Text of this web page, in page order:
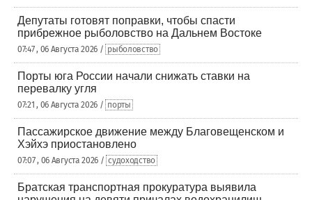
Депутаты готовят поправки, чтобы спасти
прибрежное рыболовство на Дальнем Востоке
07:47 , 06 Августа 2026 / рыболовство
Порты юга России начали снижать ставки на
перевалку угля
07:21 , 06 Августа 2026 / порты
Пассажирское движение между Благовещенском и
Хэйхэ приостановлено
07:07 , 06 Августа 2026 / судоходство
Братская транспортная прокуратура выявила